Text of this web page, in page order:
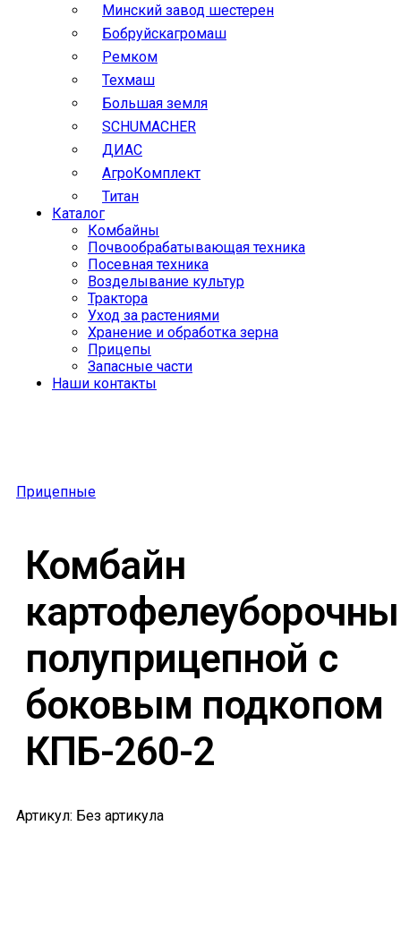
Минский завод шестерен
Бобруйскагромаш
Ремком
Техмаш
Большая земля
SCHUMACHER
ДИАС
АгроКомплект
Титан
Каталог
Комбайны
Почвообрабатывающая техника
Посевная техника
Возделывание культур
Трактора
Уход за растениями
Хранение и обработка зерна
Прицепы
Запасные части
Наши контакты
Прицепные
Комбайн
полуприцепной с
боковым подкопом
КПБ-260-2
Артикул: Без артикула